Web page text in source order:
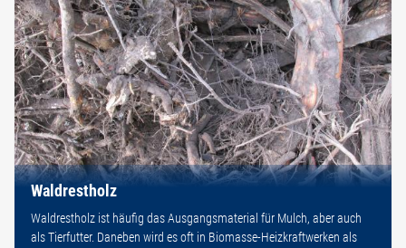
Waldrestholz
Waldrestholz ist häufig das Ausgangsmaterial für Mulch, aber auch
als Tierfutter. Daneben wird es oft in Biomasse-Heizkraftwerken als